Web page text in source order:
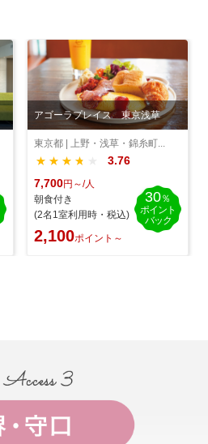
アゴーラプレイス 東京浅草
東京都 | 上野・浅草・錦糸町...
★★★★★
★★★★★
3.76
7,700円～/人
朝食付き
(2名1室利用時・税込)
2,100ポイント～
30％
ポイント
バック